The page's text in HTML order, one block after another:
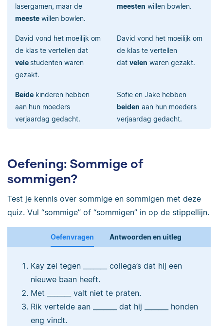
lasergamen, maar de
meeste willen bowlen.
meesten willen bowlen.
David vond het moeilijk om
de klas te vertellen dat
vele studenten waren
gezakt.
David vond het moeilijk om
de klas te vertellen
dat velen waren gezakt.
Beide kinderen hebben
aan hun moeders
verjaardag gedacht.
Sofie en Jake hebben
beiden aan hun moeders
verjaardag gedacht.
Oefening: Sommige of
sommigen?
Test je kennis over sommige en sommigen met deze
quiz. Vul “sommige” of “sommigen” in op de stippellijn.
Oefenvragen Antwoorden en uitleg
Kay zei tegen _______ collega’s dat hij een
nieuwe baan heeft.
Met _______ valt niet te praten.
Rik vertelde aan _______ dat hij _______ honden
eng vindt.